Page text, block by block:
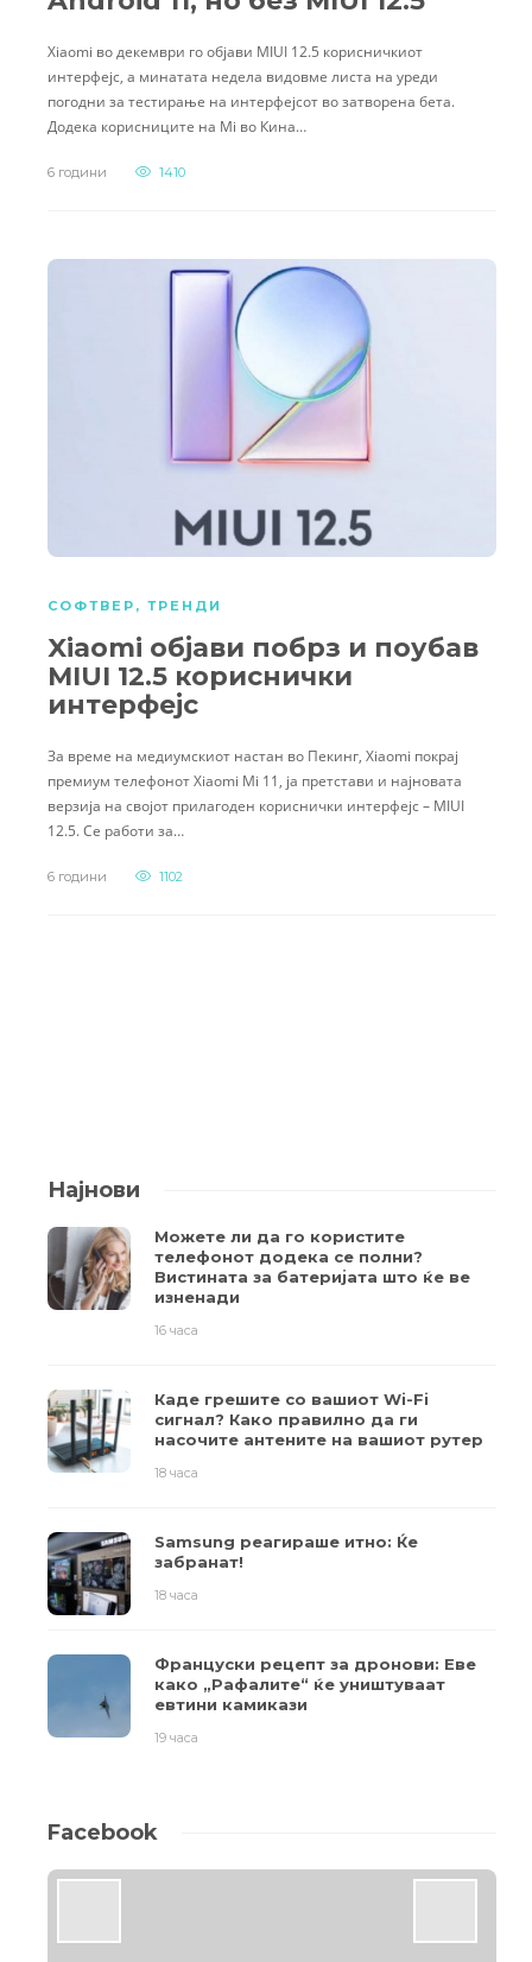
Xiaomi во декември го објави MIUI 12.5 корисничкиот
интерфејс, а минатата недела видовме листа на уреди
погодни за тестирање на интерфејсот во затворена бета.
Додека корисниците на Mi во Кина…
6 години 1410
СОФТВЕР , ТРЕНДИ
Xiaomi објави побрз и поубав
MIUI 12.5 кориснички
интерфејс
За време на медиумскиот настан во Пекинг, Xiaomi покрај
премиум телефонот Xiaomi Mi 11, ја претстави и најновата
верзија на својот прилагоден кориснички интерфејс – MIUI
12.5. Се работи за…
6 години 1102
Најнови
Можете ли да го користите
телефонот додека се полни?
Вистината за батеријата што ќе ве
изненади
16 часа
Каде грешите со вашиот Wi-Fi
сигнал? Како правилно да ги
насочите антените на вашиот рутер
18 часа
Samsung реагираше итно: Ќе
забранат!
18 часа
Француски рецепт за дронови: Еве
како „Рафалите“ ќе уништуваат
евтини камикази
19 часа
Facebook